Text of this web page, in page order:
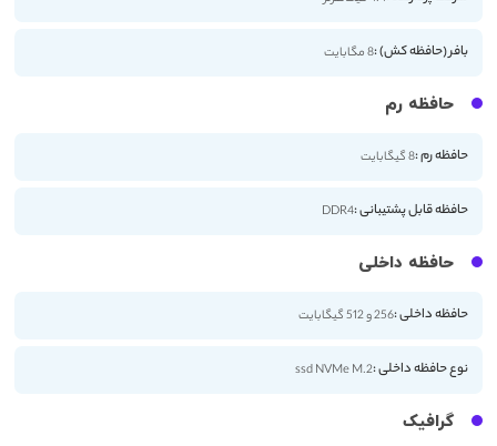
بافر (حافظه کش) :8 مگابایت
حافظه رم
حافظه رم :8 گیگابایت
حافظه قابل پشتیبانی :DDR4
حافظه داخلی
حافظه داخلی :256 و 512 گیگابایت
نوع حافظه داخلی :ssd NVMe M.2
گرافیک